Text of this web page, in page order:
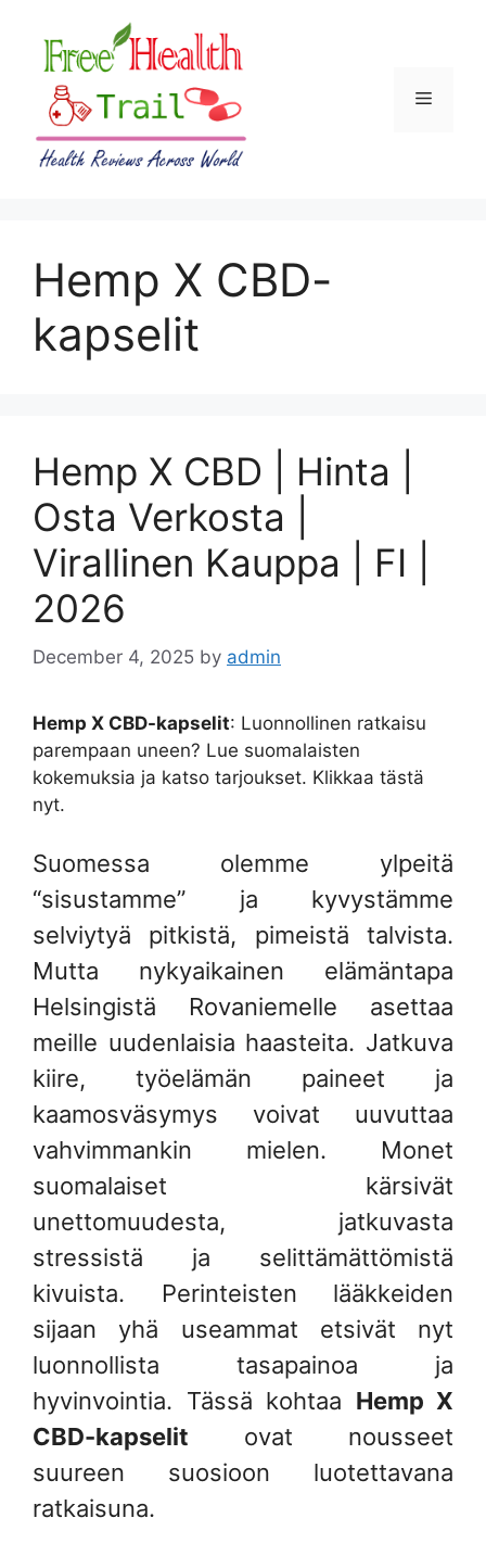
content
Menu
Hemp X CBD-
kapselit
Hemp X CBD | Hinta |
Osta Verkosta |
Virallinen Kauppa | FI |
2026
December 4, 2025 by admin
Hemp X CBD-kapselit: Luonnollinen ratkaisu
parempaan uneen? Lue suomalaisten
kokemuksia ja katso tarjoukset. Klikkaa tästä
nyt.
Suomessa olemme ylpeitä
“sisustamme” ja kyvystämme
selviytyä pitkistä, pimeistä talvista.
Mutta nykyaikainen elämäntapa
Helsingistä Rovaniemelle asettaa
meille uudenlaisia haasteita. Jatkuva
kiire, työelämän paineet ja
kaamosväsymys voivat uuvuttaa
vahvimmankin mielen. Monet
suomalaiset kärsivät
unettomuudesta, jatkuvasta
stressistä ja selittämättömistä
kivuista. Perinteisten lääkkeiden
sijaan yhä useammat etsivät nyt
luonnollista tasapainoa ja
hyvinvointia. Tässä kohtaa Hemp X
CBD-kapselit ovat nousseet
suureen suosioon luotettavana
ratkaisuna.